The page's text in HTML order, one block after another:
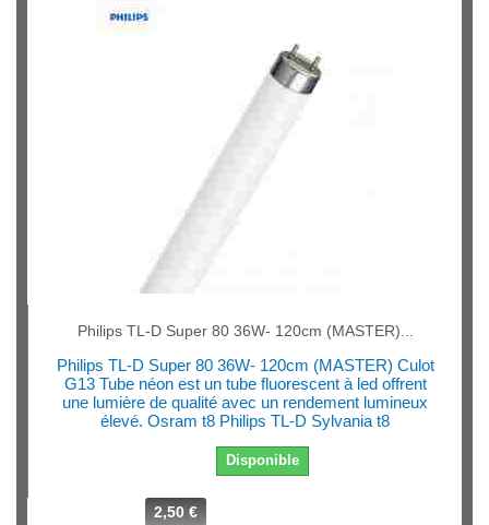
Philips TL-D Super 80 36W- 120cm (MASTER)...
Philips TL-D Super 80 36W- 120cm (MASTER) Culot
G13 Tube néon est un tube fluorescent à led offrent
une lumière de qualité avec un rendement lumineux
élevé. Osram t8 Philips TL-D Sylvania t8
Disponible
2,50 €